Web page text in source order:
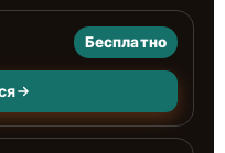
Бесплатно